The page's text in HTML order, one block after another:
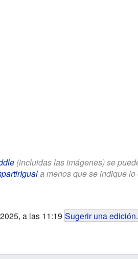
(incluidas las imágenes) se
a menos que se indique lo
a las 11:19 Sugerir una edición.